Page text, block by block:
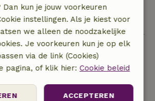
van 100% hernieuwbare
Dan kun je jouw voorkeuren
instellingen. Als je kiest voor
we alleen de noodzakelijke
Je voorkeuren kun je op elk
via de link (Cookies)
pagina, of klik hier: Cookie beleid
ACCEPTEREN